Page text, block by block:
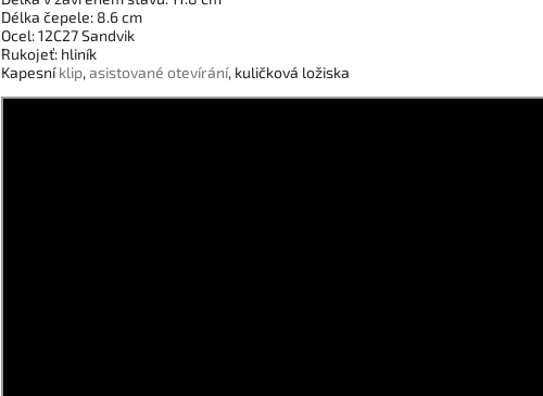
Délka čepele: 8.6 cm
Ocel: 12C27 Sandvik
Rukojeť: hliník
Kapesníklip,asistované otevírání, kuličková ložiska